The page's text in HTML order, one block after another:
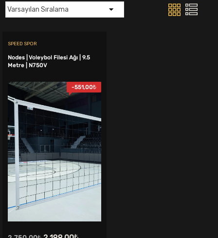
SPEED SPOR
Nodes | Voleybol Filesi Ağı | 9.5
Metre | N750V
-551,00₺